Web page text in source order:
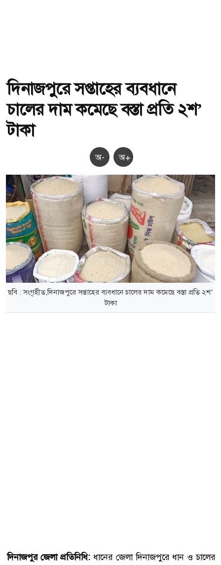
দিনাজপুরে সপ্তাহের ব্যবধানে
চালের দাম কমেছে বস্তা প্রতি ২শ’
টাকা
অ- অ+
ছবি : সংগৃহীত,দিনাজপুরে সপ্তাহের ব্যবধানে চালের দাম কমেছে বস্তা প্রতি ২শ’
টাকা
দিনাজপুর জেলা প্রতিনিধি:ধানের জেলা দিনাজপুরে ধান ও চালের